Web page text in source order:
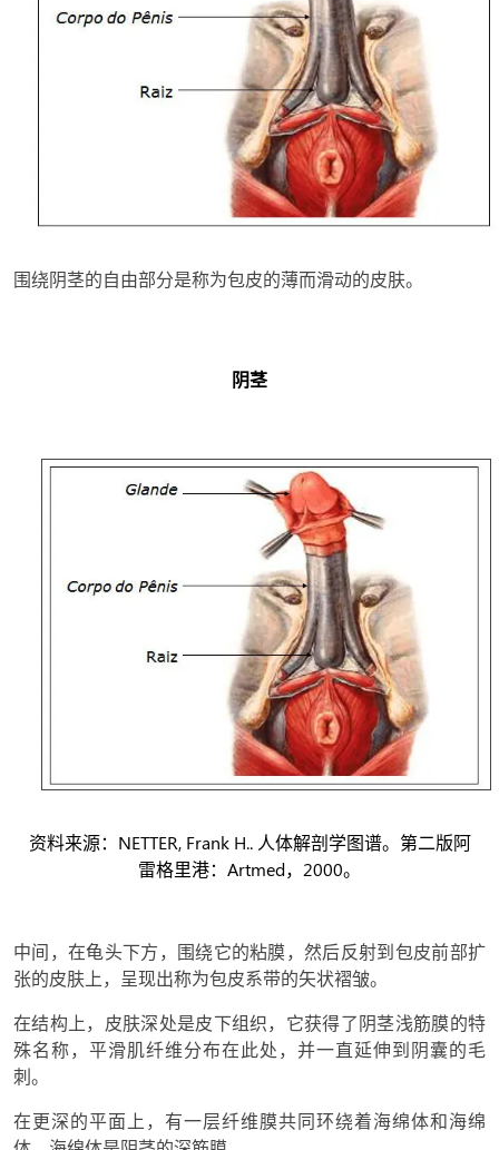
围绕阴茎的自由部分是称为包皮的薄而滑动的皮肤。
阴茎
资料来源：NETTER, Frank H.. 人体解剖学图谱。第二版阿
雷格里港：Artmed，2000。
中间，在龟头下方，围绕它的粘膜，然后反射到包皮前部扩
张的皮肤上，呈现出称为包皮系带的矢状褶皱。
在结构上，皮肤深处是皮下组织，它获得了阴茎浅筋膜的特
殊名称，平滑肌纤维分布在此处，并一直延伸到阴囊的毛
刺。
在更深的平面上，有一层纤维膜共同环绕着海绵体和海绵